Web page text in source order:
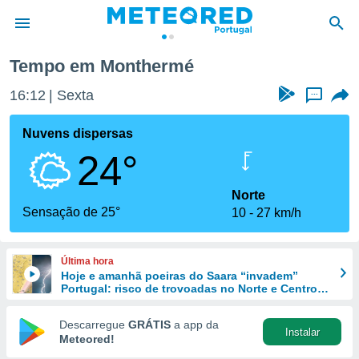
da
foi
fornecidas
a este
das
e
forma
digital
Tempo em Monthermé
16:12 Sexta ...
Nuvens dispersas
24°
Sensação de 25°
Norte
10
27 km/h
Última hora
Hoje e amanhã poeiras do Saara “invadem”
Portugal: risco de trovoadas no Norte e Centro
Descarregue GRÁTIS a app da
Meteored!
Instalar